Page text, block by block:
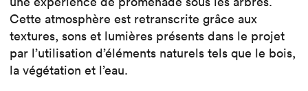
Cette atmosphère est retranscrite grâce aux
textures, sons et lumières présents dans le projet
par l’utilisation d’éléments naturels tels que le bois,
la végétation et l’eau.